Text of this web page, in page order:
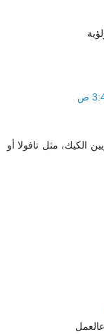
الكيك، مثل تافولا أو